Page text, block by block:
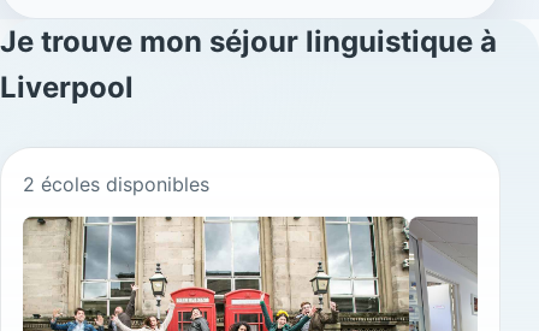
Je trouve mon séjour linguistique à
Liverpool
Nos écoles à Liverpool
2 écoles disponibles